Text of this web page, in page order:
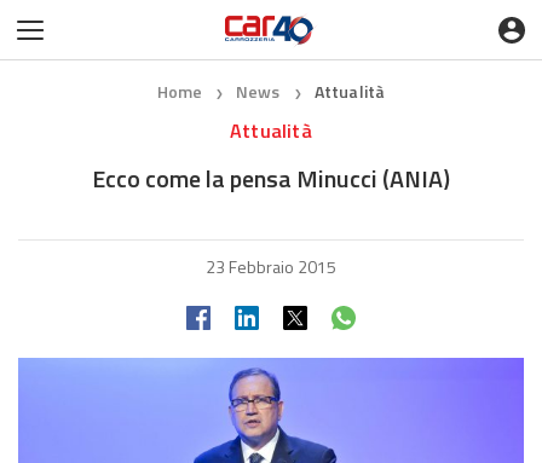
Home ❯ News ❯ Attualità
Attualità
Ecco come la pensa Minucci (ANIA)
23 Febbraio 2015